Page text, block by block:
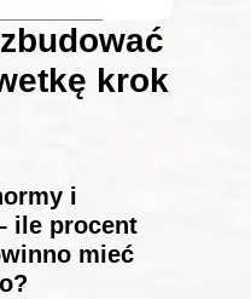
krok
i
ile procent
mieć